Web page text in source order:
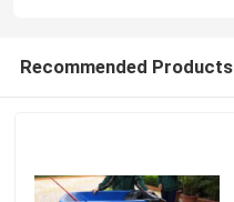
संपर्क करें
Recommended Products